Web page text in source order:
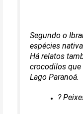
Segundo o
espécies
Há relatos
crocodilos que
Lago Paranoá.
?